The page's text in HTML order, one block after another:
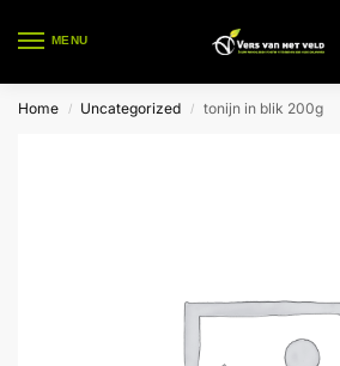
MENU
Home / Uncategorized / tonijn in blik 200g